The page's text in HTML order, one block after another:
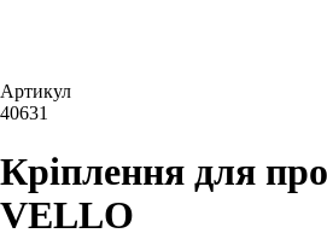
Артикул
40631
Кріплення для
VELLO